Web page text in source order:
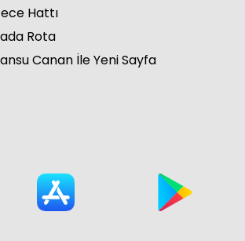
Hattı
Rota
Canan İle Yeni Sayfa